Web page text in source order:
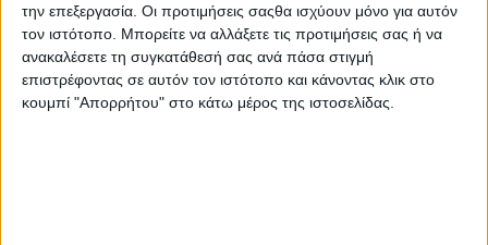
την επεξεργασία. Οι προτιμήσεις σαςθα ισχύουν μόνο για αυτόν
τον ιστότοπο. Μπορείτε να αλλάξετε τις προτιμήσεις σας ή να
ανακαλέσετε τη συγκατάθεσή σας ανά πάσα στιγμή
επιστρέφοντας σε αυτόν τον ιστότοπο και κάνοντας κλικ στο
κουμπί "Απορρήτου" στο κάτω μέρος της ιστοσελίδας.
ΣΤΕΝΤΟΡΑΣ Τεύχος #30 Εμφανίσεις: 3016
ΣΤΕΝΤΟΡΑΣ Τεύχος #29 Εμφανίσεις: 2995
ΣΤΕΝΤΟΡΑΣ Τεύχος #28 Εμφανίσεις: 3117